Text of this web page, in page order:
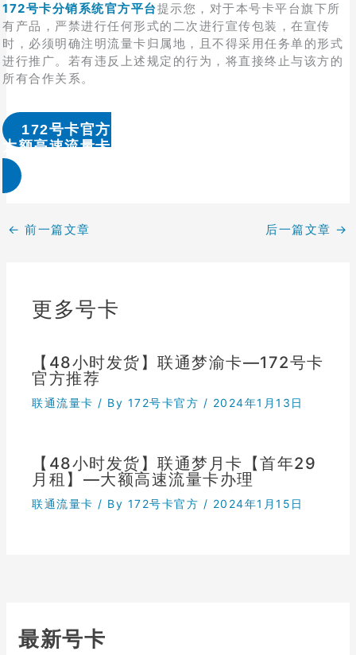
172号卡分销系统官方平台提示您，对于本号卡平台旗下所
有产品，严禁进行任何形式的二次进行宣传包装，在宣传
时，必须明确注明流量卡归属地，且不得采用任务单的形式
进行推广。若有违反上述规定的行为，将直接终止与该方的
所有合作关系。
172号卡官方
大额高速流量卡办理 & 流量卡代理加盟
← 前一篇文章 后一篇文章 →
更多号卡
【48小时发货】联通梦渝卡—172号卡
官方推荐
联通流量卡 / By 172号卡官方 / 2024年1月13日
【48小时发货】联通梦月卡【首年29
月租】—大额高速流量卡办理
联通流量卡 / By 172号卡官方 / 2024年1月15日
最新号卡